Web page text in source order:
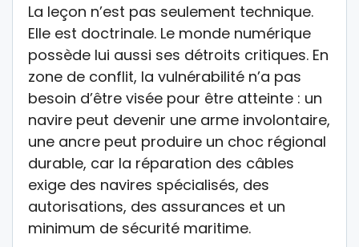
La leçon n’est pas seulement technique.
Elle est doctrinale. Le monde numérique
possède lui aussi ses détroits critiques. En
zone de conflit, la vulnérabilité n’a pas
besoin d’être visée pour être atteinte : un
navire peut devenir une arme involontaire,
une ancre peut produire un choc régional
durable, car la réparation des câbles
exige des navires spécialisés, des
autorisations, des assurances et un
minimum de sécurité maritime.